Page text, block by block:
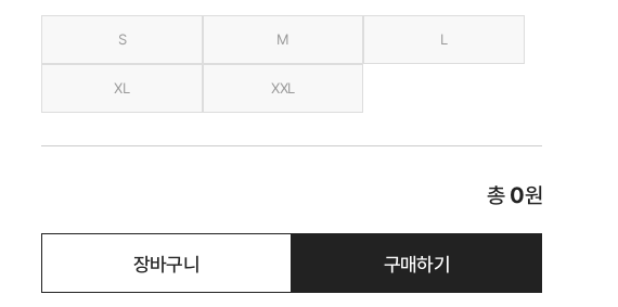
S M L
XL XXL
총 0원
장바구니 구매하기